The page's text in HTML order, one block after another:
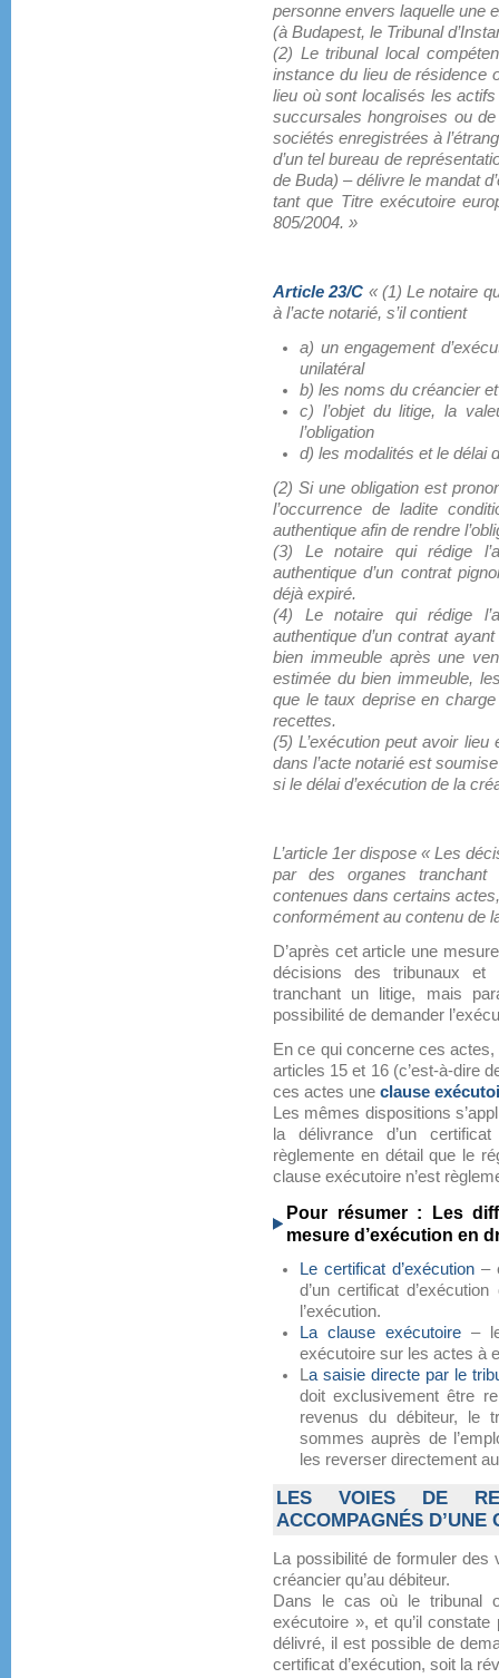
personne envers laquelle une
(à Budapest, le Tribunal
(2) Le tribunal local
instance du lieu de résidence
lieu où sont localisés les
succursales hongroises ou
sociétés enregistrées à
d’un tel bureau de
de Buda) – délivre le mandat
tant que Titre exécutoire
805/2004. »
Article 23/C « (1) Le notaire
à l’acte notarié, s’il contient
a) un engagement
unilatéral
b) les noms du créancier
c) l’objet du litige, la
l’obligation
d) les modalités et le délai
(2) Si une obligation est
l’occurrence de ladite
authentique afin de rendre
(3) Le notaire qui rédige
authentique d’un contrat
déjà expiré.
(4) Le notaire qui rédige
authentique d’un contrat
bien immeuble après une
estimée du bien immeuble,
que le taux deprise en
recettes.
(5) L’exécution peut avoir
dans l’acte notarié est
si le délai d’exécution de la
L’article 1er dispose « Les
par des organes tranchant
contenues dans certains
conformément au contenu de
D’après cet article une
décisions des tribunaux et
tranchant un litige, mais
possibilité de demander
En ce qui concerne ces
articles 15 et 16 (c’est-à-dire
ces actes une clause
Les mêmes dispositions
la délivrance d’un
règlemente en détail que le
clause exécutoire n’est
Pour résumer : Les
mesure d’exécution en
Le certificat d’exécution –
d’un certificat
l’exécution.
La clause exécutoire –
exécutoire sur les actes à
a saisie directe par le
doit exclusivement être
revenus du débiteur, le
sommes auprès de
les reverser directement
LES VOIES DE
ACCOMPAGNÉS D’UNE
La possibilité de formuler
créancier qu’au débiteur.
Dans le cas où le tribunal
exécutoire », et qu’il
délivré, il est possible de
certificat d’exécution, soit la